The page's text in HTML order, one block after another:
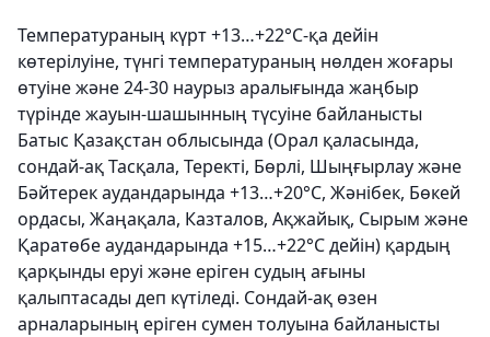
Температураның күрт +13…+22°C-қа дейін
көтерілуіне, түнгі температураның нөлден жоғары
өтуіне және 24-30 наурыз аралығында жаңбыр
түрінде жауын-шашынның түсуіне байланысты
Батыс Қазақстан облысында (Орал қаласында,
сондай-ақ Тасқала, Теректі, Бөрлі, Шыңғырлау және
Бәйтерек аудандарында +13…+20°C, Жәнібек, Бөкей
ордасы, Жаңақала, Казталов, Ақжайық, Сырым және
Қаратөбе аудандарында +15…+22°C дейін) қардың
қарқынды еруі және еріген судың ағыны
қалыптасады деп күтіледі. Сондай-ақ өзен
арналарының еріген сумен толуына байланысты